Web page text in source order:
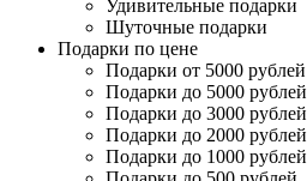
Удивительные подарки
Шуточные подарки
Подарки по цене
Подарки от 5000 рублей
Подарки до 5000 рублей
Подарки до 3000 рублей
Подарки до 2000 рублей
Подарки до 1000 рублей